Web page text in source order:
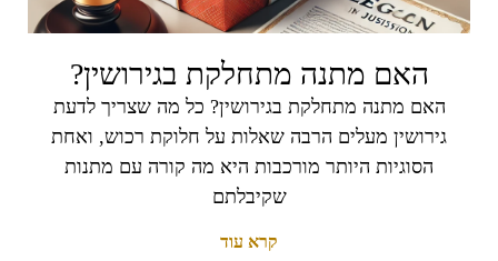
האם מתנה מתחלקת בגירושין?
האם מתנה מתחלקת בגירושין? כל מה שצריך לדעת
גירושין מעלים הרבה שאלות על חלוקת רכוש, ואחת
הסוגיות היותר מורכבות היא מה קורה עם מתנות
שקיבלתם
קרא עוד